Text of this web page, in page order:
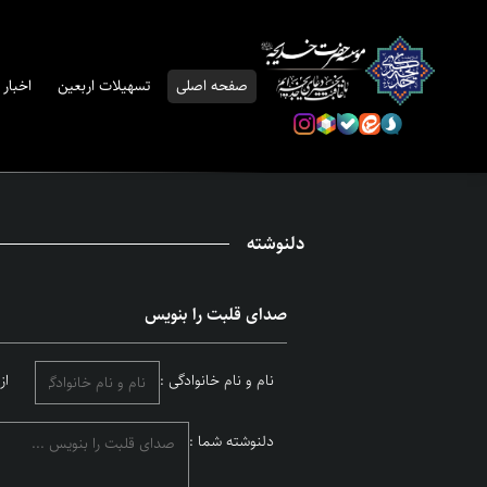
صفحه اصلی تسهیلات اربعین اخبار
دلنوشته
صدای قلبت را بنویس
نام و نام خانوادگی :
دلنوشته شما :